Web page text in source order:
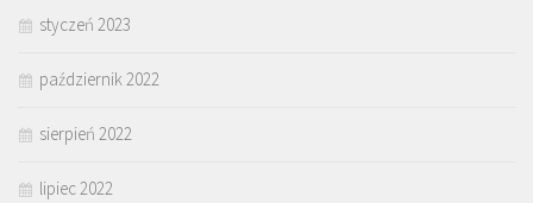
styczeń 2023
październik 2022
sierpień 2022
lipiec 2022